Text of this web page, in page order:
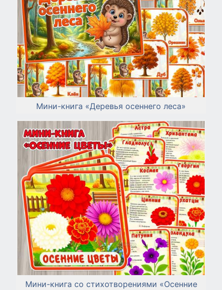
Мини-книга «Деревья осеннего леса»
Мини-книга со стихотворениями «Осенние